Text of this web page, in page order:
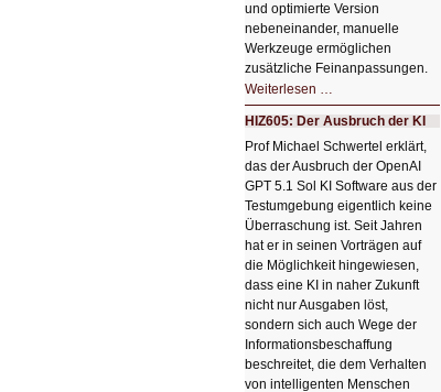
und optimierte Version
nebeneinander, manuelle
Werkzeuge ermöglichen
zusätzliche Feinanpassungen.
Weiterlesen …
Bildverschönerung
mit
einem
Klick
HIZ606:
Bildverschönerung
mit
einem
Klick
HIZ605: Der Ausbruch der KI
Prof Michael Schwertel erklärt,
das der Ausbruch der OpenAI
GPT 5.1 Sol KI Software aus der
Testumgebung eigentlich keine
Überraschung ist. Seit Jahren
hat er in seinen Vorträgen auf
die Möglichkeit hingewiesen,
dass eine KI in naher Zukunft
nicht nur Ausgaben löst,
sondern sich auch Wege der
Informationsbeschaffung
beschreitet, die dem Verhalten
von intelligenten Menschen